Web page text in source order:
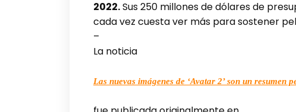
2022.Sus 250 millones de dólares de
cada vez cuesta ver más para sostener
–
La noticia
Las nuevas imágenes de ‘Avatar 2’ son un resumen